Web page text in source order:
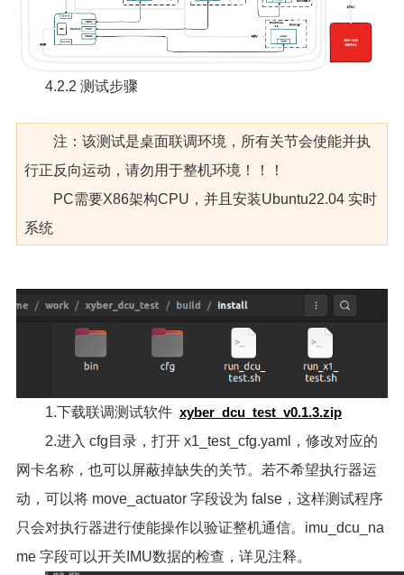
4.2.2 测试步骤
注：该测试是桌面联调环境，所有关节会使能并执
行正反向运动，请勿用于整机环境！！！
PC需要X86架构CPU，并且安装Ubuntu22.04 实时
系统
1.下载联调测试软件 xyber_dcu_test_v0.1.3.zip
2.进入 cfg目录，打开 x1_test_cfg.yaml，修改对应的
网卡名称，也可以屏蔽掉缺失的关节。若不希望执行器运
动，可以将 move_actuator 字段设为 false，这样测试程序
只会对执行器进行使能操作以验证整机通信。imu_dcu_na
me 字段可以开关IMU数据的检查，详见注释。